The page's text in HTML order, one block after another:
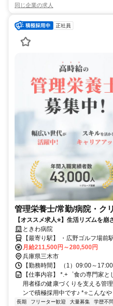
同じ企業の求人
正社員
管理栄養士/常勤/病院・ク
【オススメ求人⭐️】生活リズムを
ときわ病院
【最寄り駅】 ・広野ゴルフ場前
月給211,500円～280,500円
兵庫県三木市
【勤務時間】 （1）09:00～17:00
【仕事内容】 *.+゜食の専門家
用者様の健康づくりを支える管
ンで積極採用中です♪ *⭐️こんな
長期 フリーター歓迎 大量募集 学歴不問